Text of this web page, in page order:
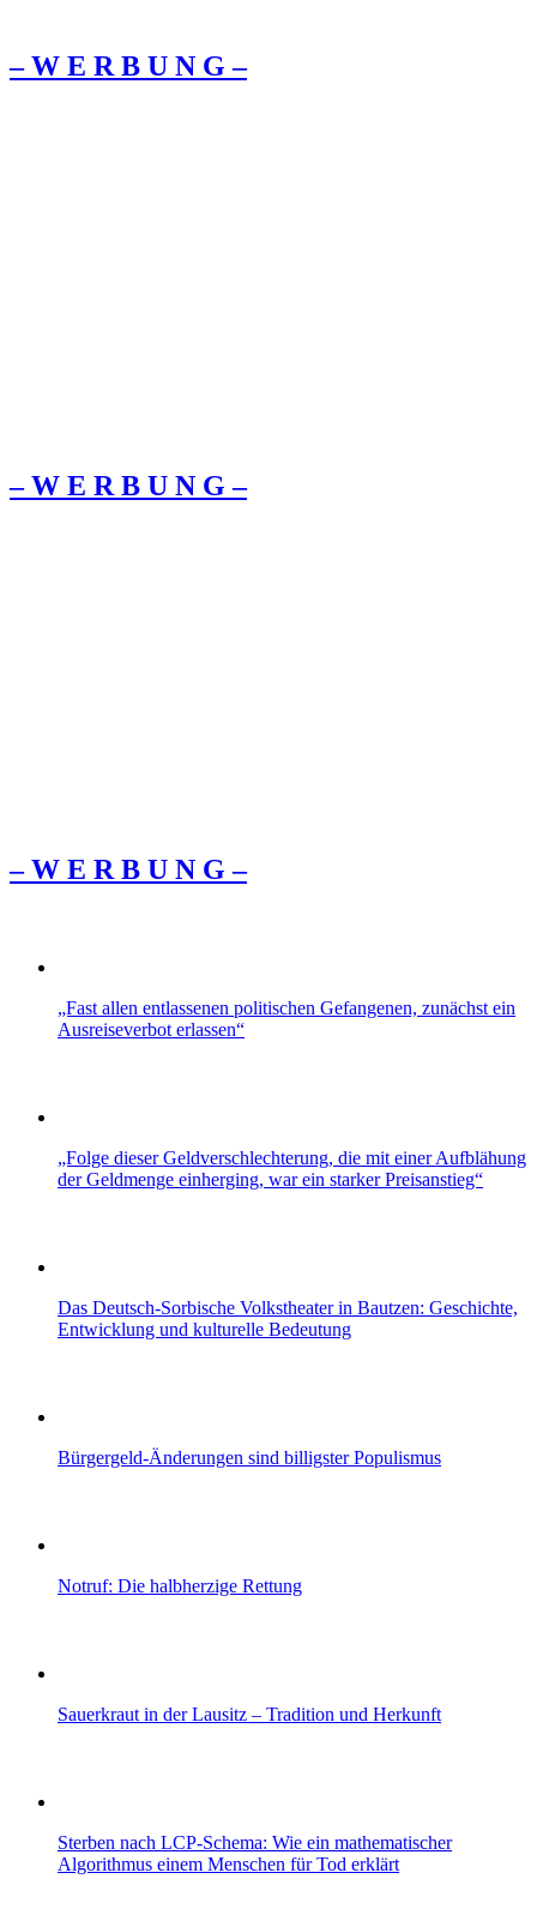
– W Ε R Β U Ν G –
– W Ε R Β U Ν G –
– W Ε R Β U Ν G –
„Fast allen entlassenen politischen Gefangenen, zunächst ein
Ausreiseverbot erlassen“
„Folge dieser Geldverschlechterung, die mit einer Aufblähung
der Geldmenge einherging, war ein starker Preisanstieg“
Das Deutsch-Sorbische Volkstheater in Bautzen: Geschichte,
Entwicklung und kulturelle Bedeutung
Bürgergeld-Änderungen sind billigster Populismus
Notruf: Die halbherzige Rettung
Sauerkraut in der Lausitz – Tradition und Herkunft
Sterben nach LCP-Schema: Wie ein mathematischer
Algorithmus einem Menschen für Tod erklärt